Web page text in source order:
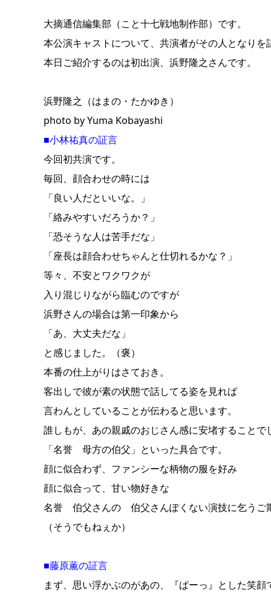
大摘通信編集部（こと十七戦地制作部）です。
本公演キャストについて、共演者がその人となりを
本日ご紹介するのは初出演、浜野隆之さんです。
浜野隆之（はまの・たかゆき）
photo by Yuma Kobayashi
■小林祐真の証言
今回初共演です。
毎回、顔合わせの時には
「良い人だといいな。」
「絡みやすいだろうか？」
「恐そうな人は苦手だな」
「座長は顔合わせちゃんと仕切れるかな？」
等々、不安とワクワクが
入り混じりながら臨むのですが
浜野さんの場合は第一印象から
「あ、大丈夫だな」
と感じました。（褒）
本番の仕上がりはさておき。
客出しで彼が素の状態で話してる姿を見れば
言わんとしていることが伝わると思います。
誰しもが、あの親戚のおじさん感に安堵することで
「名誉 母方の伯父」といった具合です。
顔に似合わず、ファンシーな柄物の服を好み
顔に似合って、甘い物好きな
名誉 伯父さんの 伯父さんぽくない演技に乞うご
（そうでもねぇか）
■藤原薫の証言
まず、思い浮かぶのがあの、『ぱーっ』とした笑顔